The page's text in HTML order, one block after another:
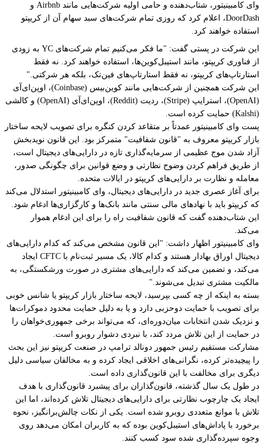
وای کامبینیتور، شتاب‌دهنده و حامی اولیه شرکت‌هایی مانند Airbnb و
DoorDash، اعلام کرد که روزی تمام شرکت‌های سبد سهام آن از کریپتو
استفاده خواهند کرد.
این شرکت در پستی گفت: "ما فکر می‌کنیم تمام شرکت‌های YC به زودی
از فناوری کریپتو، مانند استیبل‌کوین‌ها، استفاده خواهند کرد. نه فقط
استارتاپ‌های کریپتو، نه فقط استارتاپ‌های فین‌تک، بلکه هر شرکتی."
این شرکت همچنین از شرکت‌هایی مانند کوین‌بیس (Coinbase)، اوپن‌ای‌آی
(OpenAI)، استرایپ (Stripe)، ردیت (Reddit)، اوپن‌ای‌آی (OpenAI) و کالشی
(Kalshi) حمایت کرده است.
پست وای کامبینیتور عمدتاً بر متقاعد کردن کنگره برای تصویب لایحه ساختار
بازار کریپتو معروف به "قانون شفافیت" متمرکز بود. این قانون نویدبخش
آزاد شدن موج عظیمی از سرمایه‌گذاری تازه در دارایی‌های دیجیتال است،
از طریق فراهم کردن وضوح نظارتی و وضع قوانین برای چگونگی صدور،
معامله و نظارت بر دارایی‌های کریپتو در ایالات متحده.
برای آغاز عصری جدید در دارایی‌های دیجیتال، وای کامبینیتور استدلال می‌کند
که کریپتو باید با نهادهای مالی سنتی مانند بانک‌ها و کارگزاری‌ها ادغام شود.
این شتاب‌دهنده گفت که قانون شفافیت راه را برای این ادغام هموار
می‌کند.
وای کامبینیتور اظهار داشت: "این قانون مشخص می‌کند که کدام دارایی‌های
دیجیتال اوراق بهادار هستند و کدام کالا، یک مسیر ثبت‌نام با CFTC ایجاد
می‌کند، و تضمین می‌کند که دارایی‌های مشتری در صورت ورشکستگی، به
مالکیت مشتری تبدیل می‌شوند."
بسته به اینکه از چه کسی بپرسید، لایحه ساختار بازار کریپتو یا شانس خوبی
برای تصویب با حمایت دوحزبی دارد و یا به دلیل حمایت محدود دموکرات‌ها
و نزدیک شدن انتخابات میان‌دوره‌ای، که می‌تواند برخی جمهوری‌خواهان را
در حمایت از این تلاش مردد کند، با نبردی دشوار روبرو است.
مشارکت مستقیم رئیس جمهور دونالد ترامپ در صنعت کریپتو نیز این بحث
را پیچیده‌تر کرده، نگرانی‌های اخلاقی ایجاد کرده و به مخالفان سیاسی دلیل
دیگری برای مخالفت با این قانون‌گذاری داده است.
در طول یک سال گذشته، قانون‌گذاران برای پیشبرد قانون‌گذاری با هدف
ایجاد یک چارچوب نظارتی برای دارایی‌های دیجیتال تلاش کرده‌اند، اما این
تلاش با موانع متعددی روبرو شده است. یکی از نکات چالش‌برانگیز، نحوه
برخورد با پاداش‌های استیبل‌کوین بوده که به کاربران امکان می‌دهد روی
وجوه سپرده‌گذاری شده سود کسب کنند.